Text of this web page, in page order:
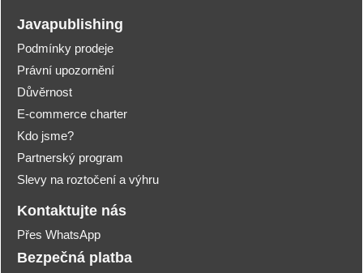
Javapublishing
Podmínky prodeje
Právní upozornění
Důvěrnost
E-commerce charter
Kdo jsme?
Partnerský program
Slevy na roztočení a výhru
Kontaktujte nás
Přes WhatsApp
Bezpečná platba